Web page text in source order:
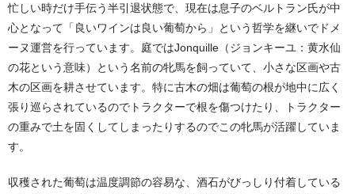
忙しい時だけ手伝う半引退状態で、現在は息子のベルトラン氏が中
心となって「良いワインは良い葡萄から」という哲学を継いでドメ
ーヌ運営を行っています。庭ではJonquille（ジョンキーユ：黄水仙
の花という意味）という名前の牝馬を飼っていて、小さな区画や古
木の区画を耕させています。特に古木の畑は葡萄の根が地中に広く
張り巡らされているのでトラクターで根を傷つけたり、トラクター
の重みで土を固くしてしまったりするのでこの牝馬が活躍していま
す。
収穫された葡萄は温度調節の容易な、酒石がびっしり付着している